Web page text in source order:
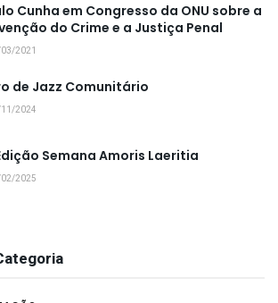
Cunha em Congresso da ONU sobre a
do Crime e a Justiça Penal
2021
de Jazz Comunitário
2024
Semana Amoris Laeritia
2025